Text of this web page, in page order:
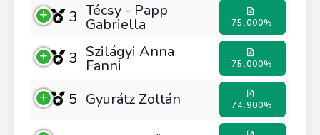
3 Técsy - Papp
Gabriella 75.000%
3 Szilágyi Anna
Fanni 75.000%
5 Gyurátz Zoltán 74.900%